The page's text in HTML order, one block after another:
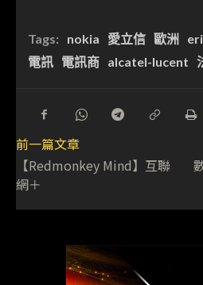
Tags: nokia 愛立信 歐洲
電訊 電訊商 alcatel-lucent
前一篇文章
【Redmonkey Mind】互聯
網＋